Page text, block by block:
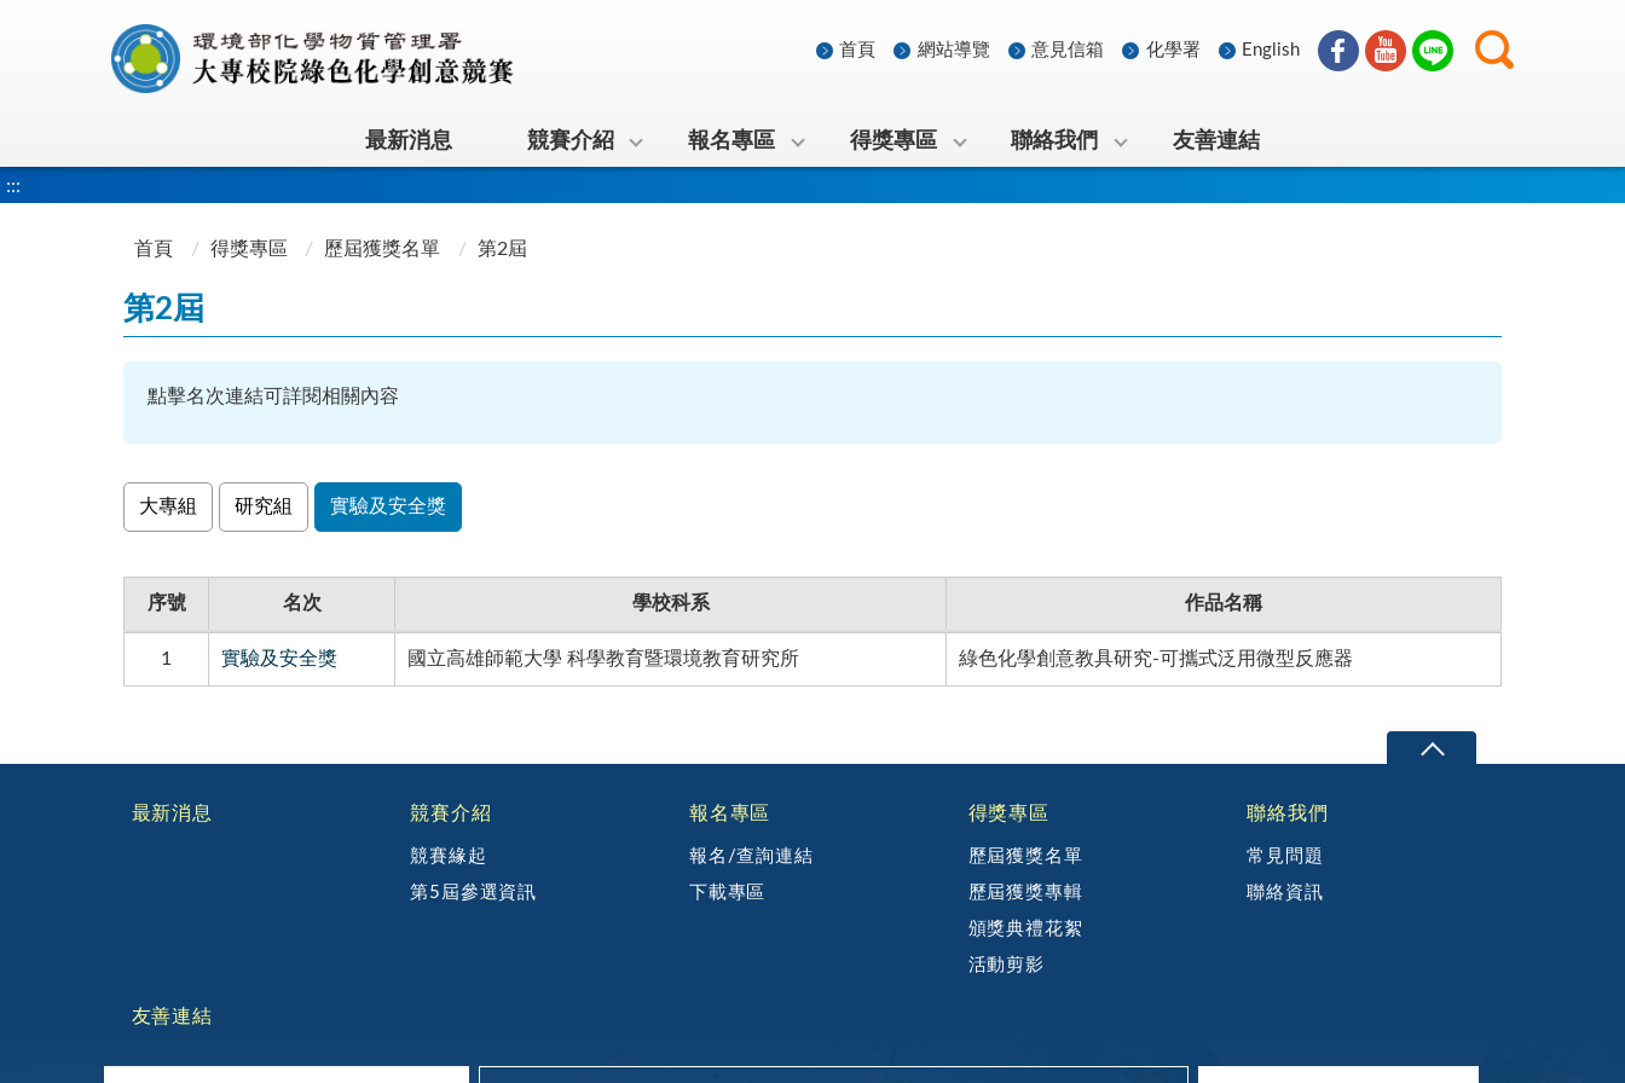
首頁 網站導覽 意見信箱 化學署 English
最新消息 競賽介紹 報名專區 得獎專區 聯絡我們 友善連結
:::
首頁 得獎專區 歷屆獲獎名單 第2屆
第2屆
點擊名次連結可詳閱相關內容
大專組 研究組 實驗及安全獎
資料列表
資料列表，包含序號、 名次、學校科系、作品名稱
序號 名次 學校科系 作品名稱
1 實驗及安全獎 國立高雄師範大學 科學教育暨環境教育研究所 綠色化學創意教具研究-可攜式泛用微型反應器
最新消息 競賽介紹
競賽緣起
第5屆參選資訊
報名專區
報名/查詢連結
下載專區
得獎專區
歷屆獲獎名單
歷屆獲獎專輯
頒獎典禮花絮
活動剪影
聯絡我們
常見問題
聯絡資訊
友善連結